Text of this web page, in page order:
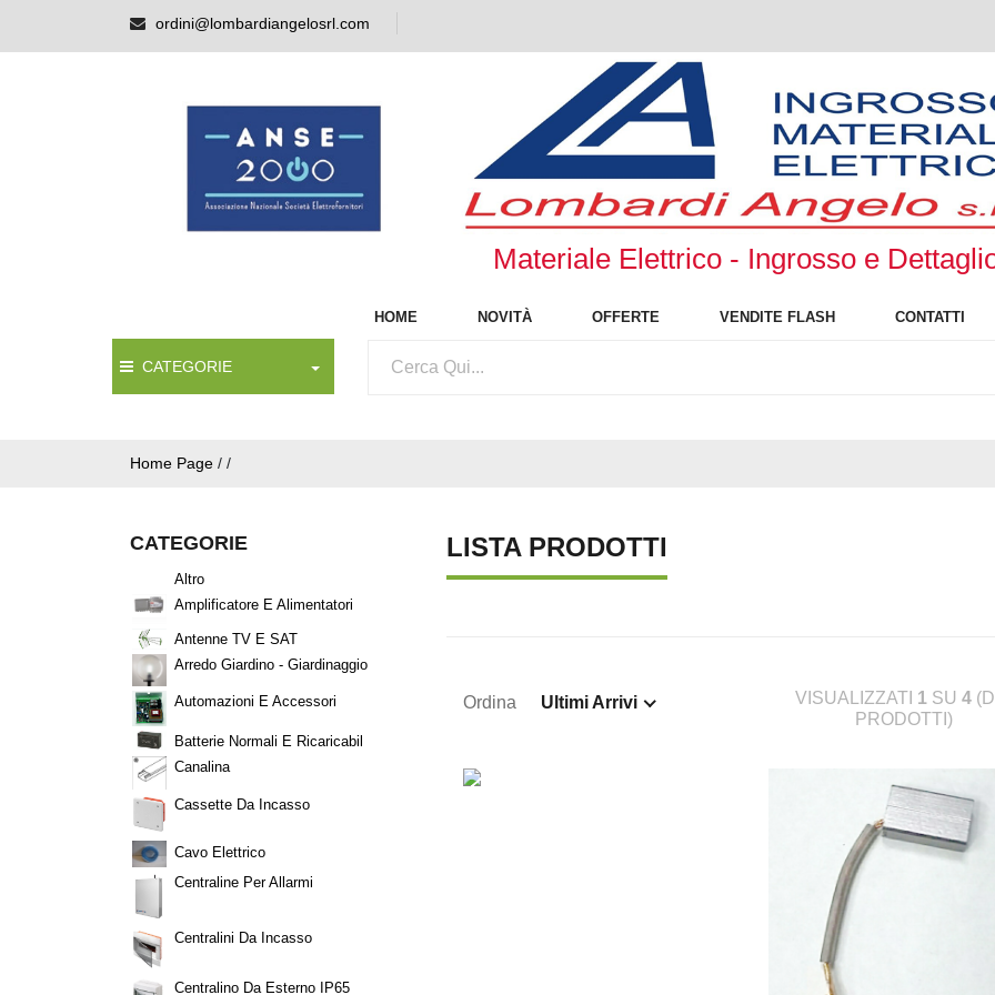
ordini@lombardiangelosrl.com
Materiale Elettrico - Ingrosso e
HOME NOVITÀ OFFERTE VENDITE FLASH CONTATTI
CATEGORIE
Home Page / /
CATEGORIE
Altro
Amplificatore E Alimentatori
Antenne TV E SAT
Arredo Giardino - Giardinaggio
Automazioni E Accessori
Batterie Normali E Ricaricabil
Canalina
Cassette Da Incasso
Cavo Elettrico
Centraline Per Allarmi
Centralini Da Incasso
Centralino Da Esterno IP65
LISTA PRODOTTI
Ordina Ultimi Arrivi VISUALIZZATI 1 SU 4
PRODOTTI)